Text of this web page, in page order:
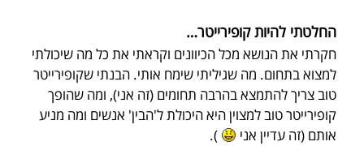
החלטתי להיות קופירייטר…
חקרתי את הנושא מכל הכיוונים וקראתי את כל מה שיכולתי
למצוא בתחום. מה שגיליתי שימח אותי. הבנתי שקופירייטר
טוב צריך להתמצא בהרבה תחומים (זה אני), ומה שהופך
קופירייטר טוב למצוין היא היכולת ל'הבין' אנשים ומה מניע
אותם (זה עדיין אני
).